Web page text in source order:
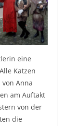
eine
Katzen
Anna
am Auftakt
von der
die